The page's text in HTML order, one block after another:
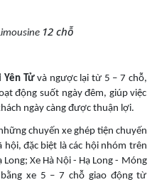
12 chỗ
Yên Tửvà ngược lại từ 5 – 7 chỗ,
động suốt ngày đêm, giúp việc
ngày càng được thuận lợi.
chuyến xe ghép tiện chuyến
hội, đặc biệt là các hội nhóm trên
Long; Xe Hà Nội - Hạ Long - Móng
xe 5 – 7 chỗ giao động từ